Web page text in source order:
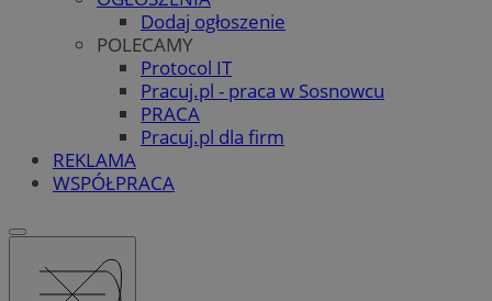
Dodaj ogłoszenie
POLECAMY
Protocol IT
Pracuj.pl - praca w Sosnowcu
PRACA
Pracuj.pl dla firm
REKLAMA
WSPÓŁPRACA